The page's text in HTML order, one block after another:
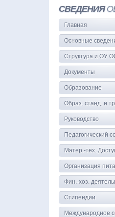
СВЕДЕНИЯ
Главная
Основные
Структура и ОУ
Документы
Образование
Образ. станд. и
Руководство
Педагогический
Матер.-тех.
Организация
Фин.-хоз.
Стипендии
Международное